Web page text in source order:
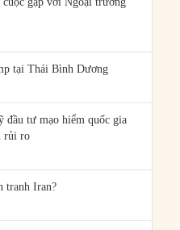
tại Thái Bình Dương
đầu tư mạo hiểm quốc gia
rủi ro
tranh Iran?